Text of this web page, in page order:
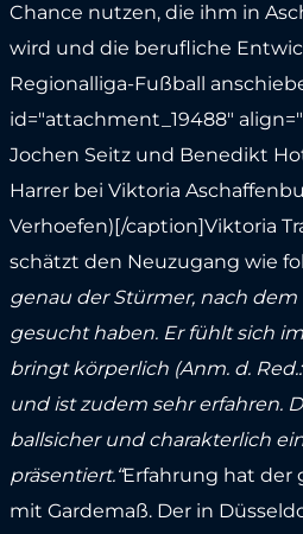
Chance nutzen, die ihm in
wird und die berufliche
Regionalliga-Fußball
id="attachment_19488"
Jochen Seitz und Benedikt
Harrer bei Viktoria
Verhoefen)[/caption]Viktoria
schätzt den Neuzugang wie
genau der Stürmer, nach
gesucht haben. Er fühlt sich
bringt körperlich (Anm. d.
und ist zudem sehr erfahren.
ballsicher und charakterlich
präsentiert.“Erfahrung hat der
mit Gardemaß. Der in